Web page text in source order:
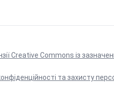
Creative Commons із
та захисту